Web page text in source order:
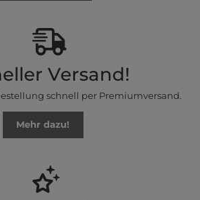
Versand!
schnell per Premiumversand.
Mehr dazu!